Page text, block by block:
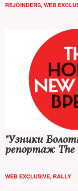
REJOINDERS, WEB
"Узники
репортаж The
WEB EXCLUSIVE, RALLY